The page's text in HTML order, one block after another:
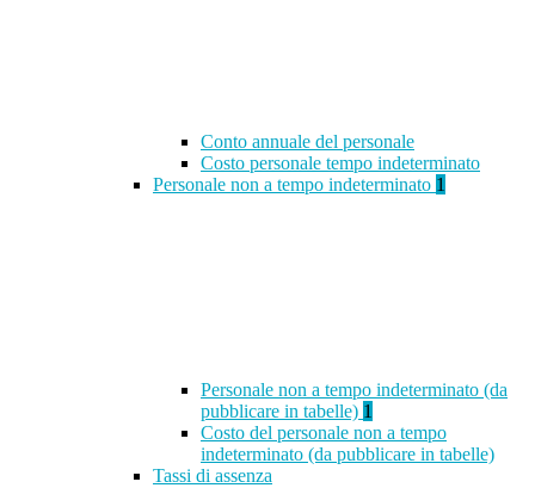
Conto annuale del personale
Costo personale tempo indeterminato
Personale non a tempo indeterminato 1
Personale non a tempo indeterminato (da
pubblicare in tabelle) 1
Costo del personale non a tempo
indeterminato (da pubblicare in tabelle)
Tassi di assenza